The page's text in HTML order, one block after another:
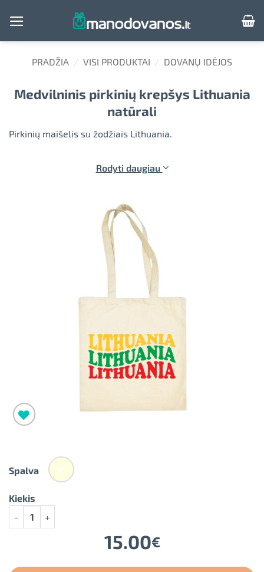
PRADŽIA / VISI PRODUKTAI / DOVANŲ IDĖJOS
Medvilninis pirkinių krepšys Lithuania
natūrali
Pirkinių maišelis su žodžiais Lithuania.
Rodyti daugiau
Spalva
Kiekis
15.00€